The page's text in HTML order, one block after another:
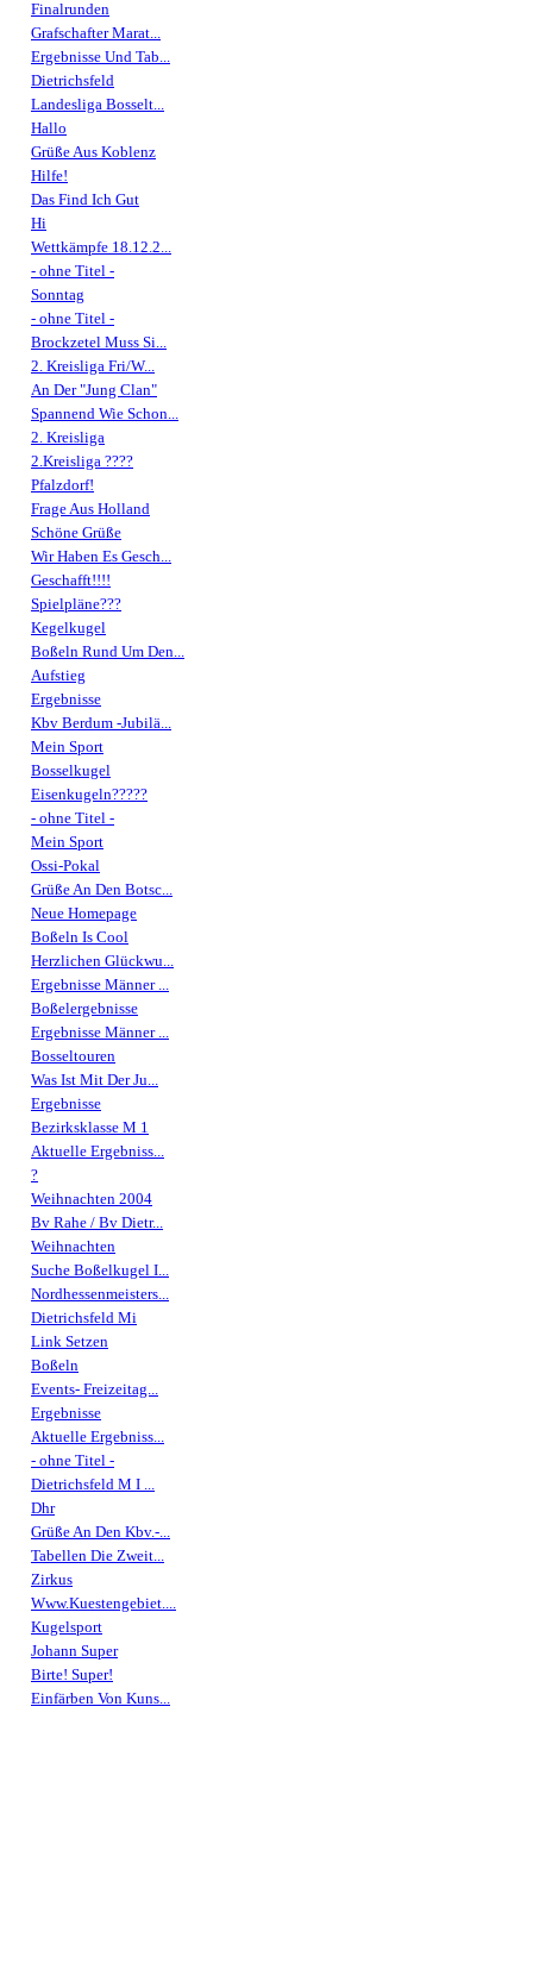
Finalrunden
Grafschafter Marat...
Ergebnisse Und Tab...
Dietrichsfeld
Landesliga Bosselt...
Hallo
Grüße Aus Koblenz
Hilfe!
Das Find Ich Gut
Hi
Wettkämpfe 18.12.2...
- ohne Titel -
Sonntag
- ohne Titel -
Brockzetel Muss Si...
2. Kreisliga Fri/W...
An Der "Jung Clan"
Spannend Wie Schon...
2. Kreisliga
2.Kreisliga ????
Pfalzdorf!
Frage Aus Holland
Schöne Grüße
Wir Haben Es Gesch...
Geschafft!!!!
Spielpläne???
Kegelkugel
Boßeln Rund Um Den...
Aufstieg
Ergebnisse
Kbv Berdum -Jubilä...
Mein Sport
Bosselkugel
Eisenkugeln?????
- ohne Titel -
Mein Sport
Ossi-Pokal
Grüße An Den Botsc...
Neue Homepage
Boßeln Is Cool
Herzlichen Glückwu...
Ergebnisse Männer ...
Boßelergebnisse
Ergebnisse Männer ...
Bosseltouren
Was Ist Mit Der Ju...
Ergebnisse
Bezirksklasse M 1
Aktuelle Ergebniss...
?
Weihnachten 2004
Bv Rahe / Bv Dietr...
Weihnachten
Suche Boßelkugel I...
Nordhessenmeisters...
Dietrichsfeld Mi
Link Setzen
Boßeln
Events- Freizeitag...
Ergebnisse
Aktuelle Ergebniss...
- ohne Titel -
Dietrichsfeld M I ...
Dhr
Grüße An Den Kbv.-...
Tabellen Die Zweit...
Zirkus
Www.Kuestengebiet....
Kugelsport
Johann Super
Birte! Super!
Einfärben Von Kuns...